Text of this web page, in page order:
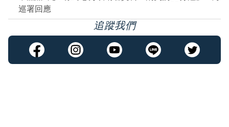
巡署回應
追蹤我們